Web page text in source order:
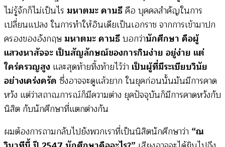
ไม่รู้จักก็ไม่เป็นไร มหาตมะ คานธีคือ บุคคลสำคัญในการ
เปลี่ยนแปลง ในการทำให้อินเดียเป็นเอกราช จากการเข้ามาปก
ครองของอังกฤษ มหาตมะ คานธีบอกว่านักศึกษา คือผู้
แสวงหาสัจจะ เป็นสัญลักษณ์ของการกินง่าย อยู่ง่าย แต่
ใคร่ครวญสูง และสุดท้ายทิ้งท้ายไว้ว่า เป็นผู้ที่มีระเบียบวินัย
อย่างเคร่งครัด ซึ่งอาจจะดูแล้วยาก ในยุคก่อนนั้นมันมีการคาด
หวัง แต่ว่าสถาณการณ์ก็มีความต่าง ยุคปัจจุบันก็มีการคาดหวังกับ
นิสิต กับนักศึกษาที่แตกต่างกัน
ผมต้องการถามกลับไปยังพวกเราที่เป็นนิสิตนักศึกษาว่า “ณ